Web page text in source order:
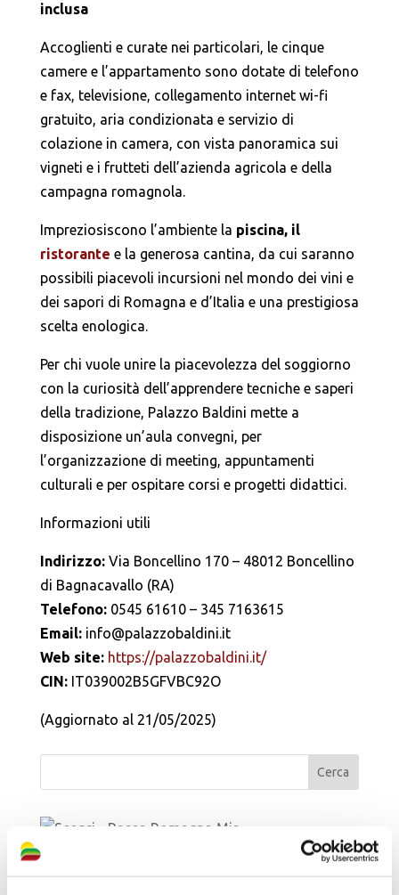
inclusa
Accoglienti e curate nei particolari, le cinque
camere e l’appartamento sono dotate di telefono
e fax, televisione, collegamento internet wi-fi
gratuito, aria condizionata e servizio di
colazione in camera, con vista panoramica sui
vigneti e i frutteti dell’azienda agricola e della
campagna romagnola.
Impreziosiscono l’ambiente la piscina, il
ristorante e la generosa cantina, da cui saranno
possibili piacevoli incursioni nel mondo dei vini e
dei sapori di Romagna e d’Italia e una prestigiosa
scelta enologica.
Per chi vuole unire la piacevolezza del soggiorno
con la curiosità dell’apprendere tecniche e saperi
della tradizione, Palazzo Baldini mette a
disposizione un’aula convegni, per
l’organizzazione di meeting, appuntamenti
culturali e per ospitare corsi e progetti didattici.
Informazioni utili
Indirizzo: Via Boncellino 170 – 48012 Boncellino
di Bagnacavallo (RA)
Telefono: 0545 61610 – 345 7163615
Email: info@palazzobaldini.it
Web site: https://palazzobaldini.it/
CIN:IT039002B5GFVBC92O
(Aggiornato al 21/05/2025)